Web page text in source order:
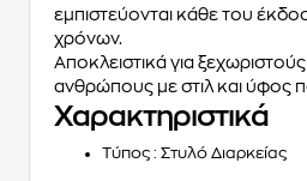
εμπιστεύονται κάθε του
χρόνων.
Αποκλειστικά για
ανθρώπους με στιλ και ύφος
Χαρακτηριστικά
Τύπος : Στυλό Διαρκείας